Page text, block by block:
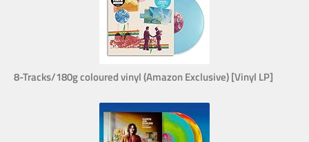
8-Tracks/180g coloured vinyl (Amazon Exclusive) [Vinyl LP]